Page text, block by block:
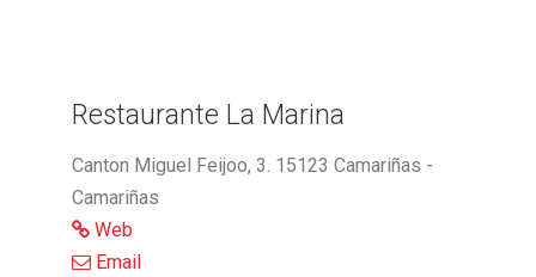
Restaurante La Marina
Canton Miguel Feijoo, 3. 15123 Camariñas -
Camariñas
Web
Email